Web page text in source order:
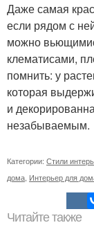
Даже самая
если рядом с
можно
клематисами,
помнить: у
которая
и
незабываемым.
Категории: Стили
дома Интерьер для
Читайте также